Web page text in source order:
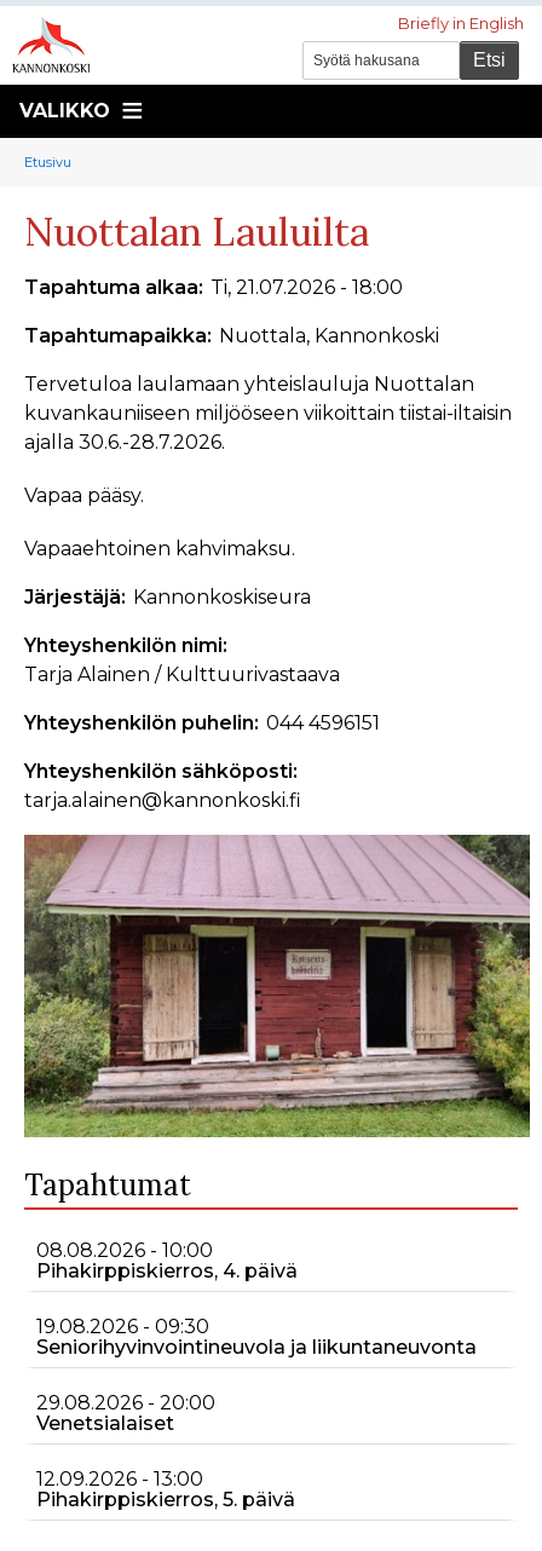
Briefly in English
VALIKKO
Murupolku
You
here:
Etusivu
Nuottalan Lauluilta
Tapahtuma alkaa Ti, 21.07.2026 - 18:00
Tapahtumapaikka Nuottala, Kannonkoski
Tervetuloa laulamaan yhteislauluja Nuottalan
kuvankauniiseen miljööseen viikoittain tiistai-iltaisin
ajalla 30.6.-28.7.2026.
Vapaa pääsy.
Vapaaehtoinen kahvimaksu.
Järjestäjä Kannonkoskiseura
Yhteyshenkilön nimi
Tarja Alainen / Kulttuurivastaava
Yhteyshenkilön puhelin 044 4596151
Yhteyshenkilön sähköposti
tarja.alainen@kannonkoski.fi
Tapahtumat
08.08.2026 - 10:00
Pihakirppiskierros, 4. päivä
19.08.2026 - 09:30
Seniorihyvinvointineuvola ja liikuntaneuvonta
29.08.2026 - 20:00
Venetsialaiset
12.09.2026 - 13:00
Pihakirppiskierros, 5. päivä